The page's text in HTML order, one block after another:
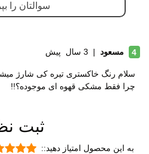
جنس رویه
چرم
جنس زیره
ای وی ای (EVA)
قابلیت
کاهش
سوالتان را
4 مسعود | 3 سال پیش
سلام رنگ خاکستری تیره کی شارژ
چرا فقط مشکی قهوه ای موجوده؟!!
ثبت
به این محصول امتیاز دهید::